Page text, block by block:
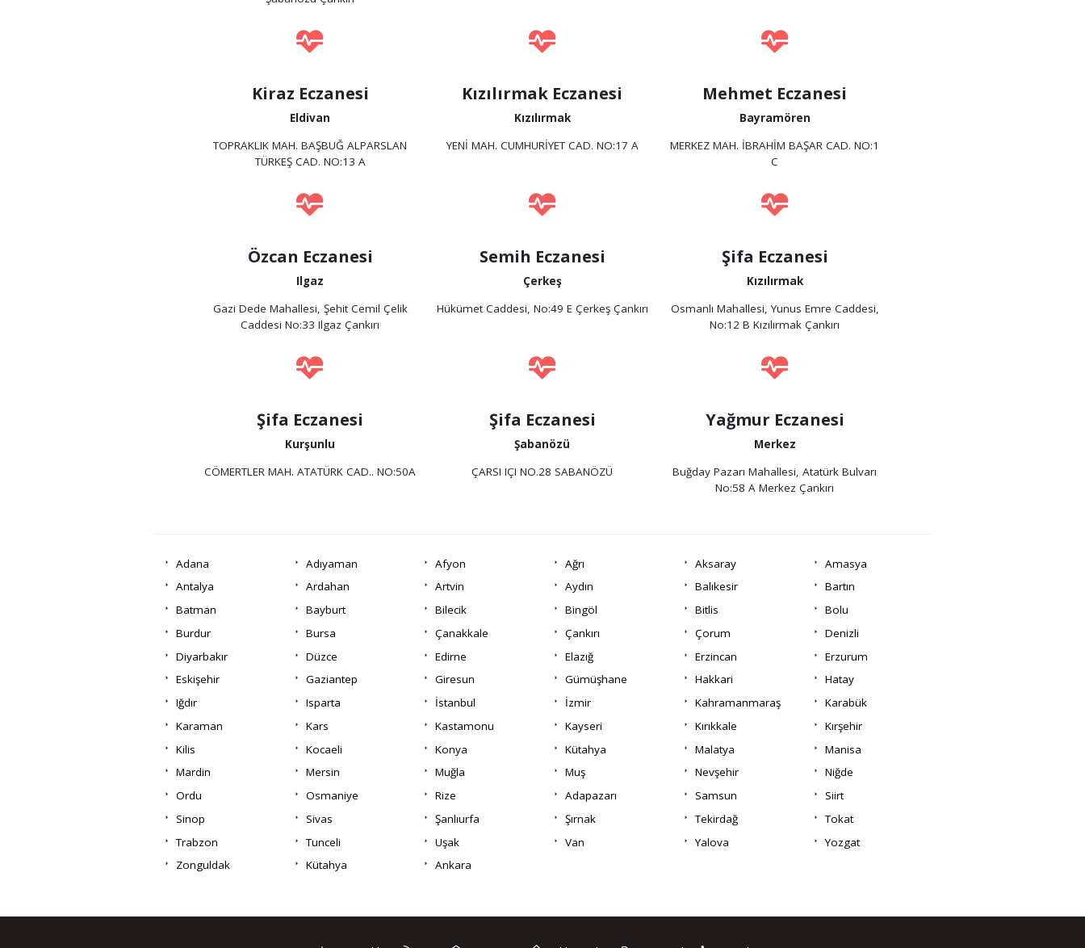
Kiraz Eczanesi
Eldivan
TOPRAKLIK MAH. BAŞBUĞ ALPARSLAN
TÜRKEŞ CAD. NO:13 A
Kızılırmak Eczanesi
Kızılırmak
YENİ MAH. CUMHURİYET CAD. NO:17 A
Mehmet Eczanesi
Bayramören
MERKEZ MAH. İBRAHİM BAŞAR CAD. NO:1
C
Özcan Eczanesi
Ilgaz
Gazi Dede Mahallesi, Şehit Cemil Çelik
Caddesi No:33 Ilgaz Çankırı
Semih Eczanesi
Çerkeş
Hükümet Caddesi, No:49 E Çerkeş Çankırı
Şifa Eczanesi
Kızılırmak
Osmanlı Mahallesi, Yunus Emre Caddesi,
No:12 B Kızılırmak Çankırı
Şifa Eczanesi
Kurşunlu
CÖMERTLER MAH. ATATÜRK CAD.. NO:50A
Şifa Eczanesi
Şabanözü
ÇARSI IÇI NO.28 SABANÖZÜ
Yağmur Eczanesi
Merkez
Buğday Pazarı Mahallesi, Atatürk Bulvarı
No:58 A Merkez Çankırı
Adana Adıyaman Afyon Ağrı Aksaray
Amasya
Antalya
Ardahan Artvin Aydın Balıkesir
Bartın
Batman
Bayburt Bilecik Bingöl Bitlis
Bolu
Burdur
Bursa Çanakkale Çankırı Çorum
Denizli
Diyarbakır
Düzce Edirne Elazığ Erzincan
Erzurum
Eskişehir
Gaziantep Giresun Gümüşhane Hakkari
Hatay
Iğdır
Isparta İstanbul İzmir Kahramanmaraş
Karabük
Karaman
Kars Kastamonu Kayseri Kırıkkale
Kırşehir
Kilis
Kocaeli Konya Kütahya Malatya
Manisa
Mardin
Mersin Muğla Muş Nevşehir
Niğde
Ordu
Osmaniye Rize Adapazarı Samsun
Siirt
Sinop
Sivas Şanlıurfa Şırnak Tekirdağ
Tokat
Trabzon
Tunceli Uşak Van Yalova
Yozgat
Zonguldak
Kütahya Ankara